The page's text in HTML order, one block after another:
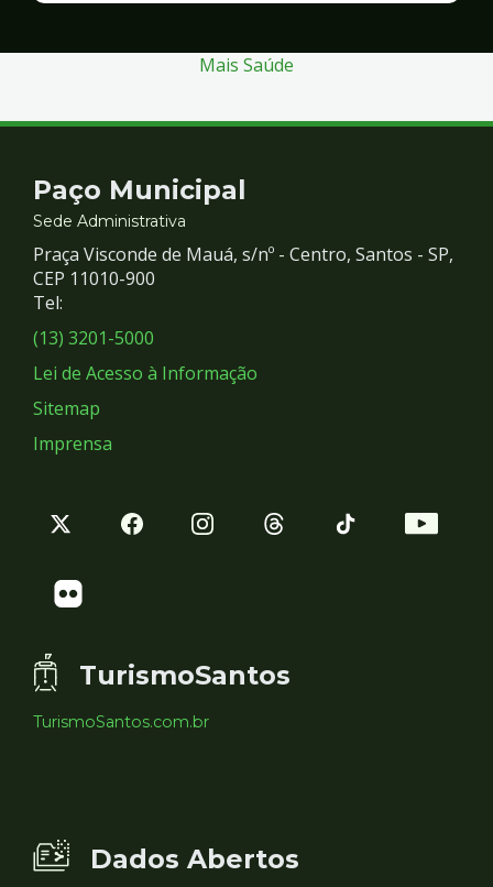
Segurança
Mais Saúde
Contato
e
Redes
Sociais
Paço Municipal
Sede Administrativa
Praça Visconde de Mauá, s/nº - Centro, Santos - SP,
CEP 11010-900
Tel:
(13) 3201-5000
Lei de Acesso à Informação
Sitemap
Imprensa
TurismoSantos
TurismoSantos.com.br
Dados Abertos